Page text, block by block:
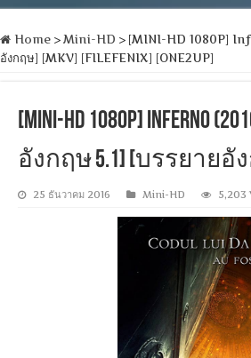
Home > Mini-HD > [MINI-HD 1080P]
อังกฤษ] [MKV] [FILEFENIX] [ONE2UP]
[MINI-HD 1080P]
อังกฤษ 5.1] [บรรยายอังกฤษ
25 ธันวาคม 2016 Mini-HD 5,203